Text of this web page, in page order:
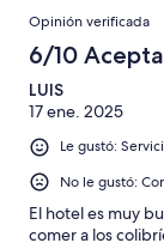
Opinión verificada
6/10
LUIS
17 ene. 2025
Le gustó:
No le gustó:
El hotel es muy
comer a los